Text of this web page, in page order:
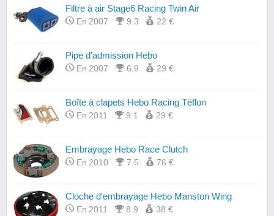
Filtre à air Stage6 Racing Twin Air
En 2007 9.3 22 €
Pipe d'admission Hebo
En 2007 6.9 29 €
Boîte à clapets Hebo Racing Téflon
En 2011 9.1 29 €
Embrayage Hebo Race Clutch
En 2010 7.5 76 €
Cloche d'embrayage Hebo Manston Wing
En 2011 8.9 38 €